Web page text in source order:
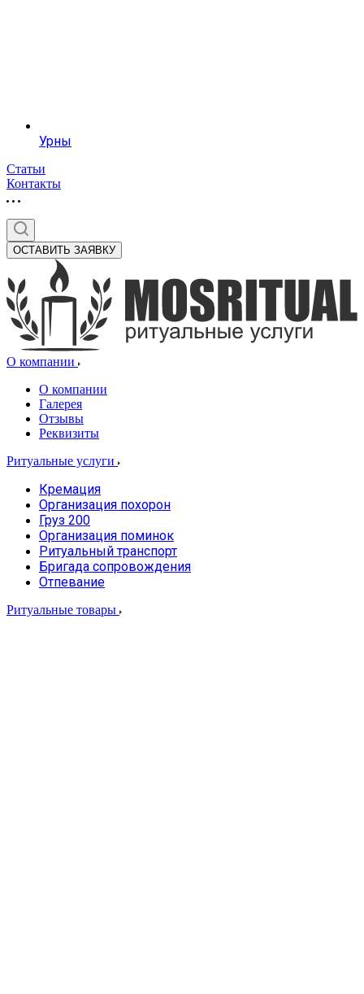
Урны
Статьи
Контакты
ОСТАВИТЬ ЗАЯВКУ
О компании
О компании
Галерея
Отзывы
Реквизиты
Ритуальные услуги
Кремация
Организация похорон
Груз 200
Организация поминок
Ритуальный транспорт
Бригада сопровождения
Отпевание
Ритуальные товары